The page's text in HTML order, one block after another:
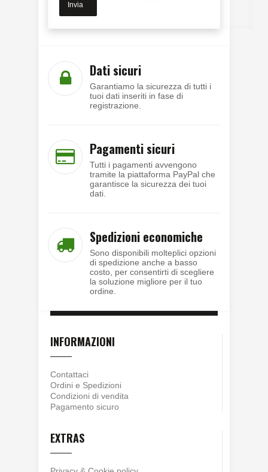
Invia
Dati sicuri
Garantiamo la sicurezza di tutti i
tuoi dati inseriti in fase di
registrazione.
Pagamenti sicuri
Tutti i pagamenti avvengono
tramite la piattaforma PayPal che
garantisce la sicurezza dei tuoi
dati.
Spedizioni economiche
Sono disponibili molteplici opzioni
di spedizione anche a basso
costo, per consentirti di scegliere
la soluzione migliore per il tuo
ordine.
INFORMAZIONI
Contattaci
Ordini e Spedizioni
Condizioni di vendita
Pagamento sicuro
EXTRAS